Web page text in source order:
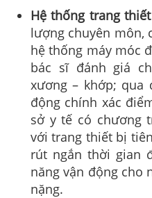
Hệ thống trang
lượng chuyên môn,
hệ thống máy móc
bác sĩ đánh giá
xương – khớp; qua
động chính xác
sở y tế có chương
với trang thiết bị
rút ngắn thời gian
năng vận động cho
nặng.